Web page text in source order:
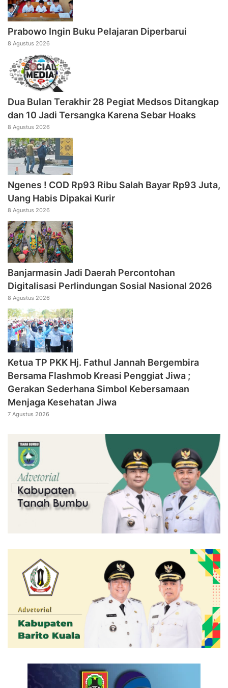
Prabowo Ingin Buku Pelajaran Diperbarui
8 Agustus 2026
Dua Bulan Terakhir 28 Pegiat Medsos Ditangkap
dan 10 Jadi Tersangka Karena Sebar Hoaks
8 Agustus 2026
Ngenes ! COD Rp93 Ribu Salah Bayar Rp93 Juta,
Uang Habis Dipakai Kurir
8 Agustus 2026
Banjarmasin Jadi Daerah Percontohan
Digitalisasi Perlindungan Sosial Nasional 2026
8 Agustus 2026
‎Ketua TP PKK Hj. Fathul Jannah Bergembira
Bersama Flashmob Kreasi Penggiat Jiwa ;
Gerakan Sederhana Simbol Kebersamaan
Menjaga Kesehatan Jiwa
7 Agustus 2026